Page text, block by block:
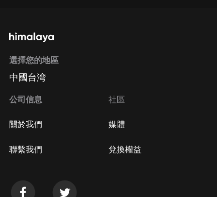
選擇您的地區
中國台湾
公司信息
關於我們
聯繫我們
社區
媒體
兌換權益